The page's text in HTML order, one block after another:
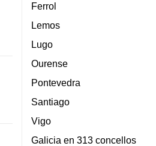
Ferrol
Lemos
Lugo
Ourense
Pontevedra
Santiago
Vigo
Galicia en 313 concellos